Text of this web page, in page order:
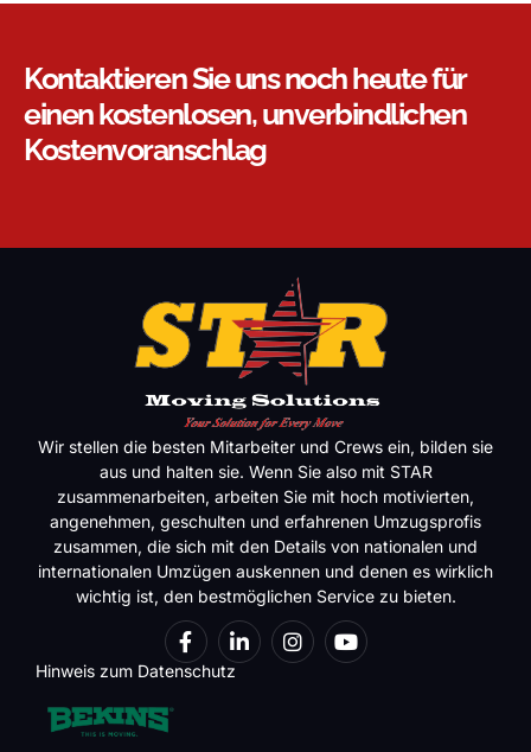
Kontaktieren Sie uns noch heute für
einen kostenlosen, unverbindlichen
Kostenvoranschlag
Wir stellen die besten Mitarbeiter und Crews ein, bilden sie
aus und halten sie. Wenn Sie also mit STAR
zusammenarbeiten, arbeiten Sie mit hoch motivierten,
angenehmen, geschulten und erfahrenen Umzugsprofis
zusammen, die sich mit den Details von nationalen und
internationalen Umzügen auskennen und denen es wirklich
wichtig ist, den bestmöglichen Service zu bieten.
Hinweis zum Datenschutz